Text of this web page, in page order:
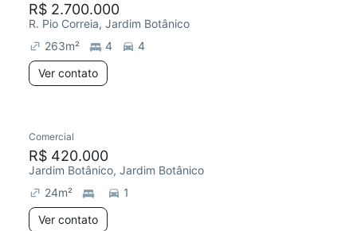
R$ 2.700.000
R. Pio Correia, Jardim Botânico
263m² 4
4
Ver contato
Comercial
R$ 420.000
Jardim Botânico, Jardim Botânico
24m²
1
Ver contato